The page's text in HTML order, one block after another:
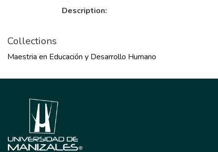
Description:
Collections
Maestria en Educación y Desarrollo Humano